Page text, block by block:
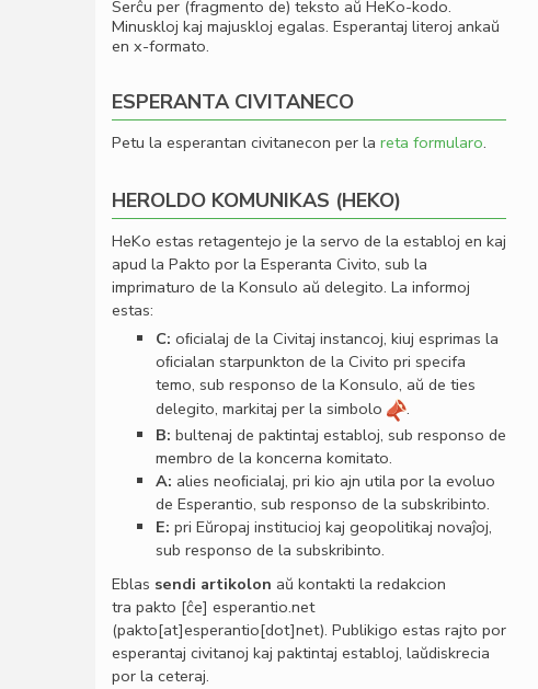
Serĉu per (fragmento de) teksto aŭ HeKo-kodo.
Minuskloj kaj majuskloj egalas. Esperantaj literoj ankaŭ
en x-formato.
ESPERANTA CIVITANECO
Petu la esperantan civitanecon per la reta formularo.
HEROLDO KOMUNIKAS (HEKO)
HeKo estas retagentejo je la servo de la establoj en kaj
apud la Pakto por la Esperanta Civito, sub la
imprimaturo de la Konsulo aŭ delegito. La informoj
estas:
C: oﬁcialaj de la Civitaj instancoj, kiuj esprimas la
oﬁcialan starpunkton de la Civito pri specifa
temo, sub responso de la Konsulo, aŭ de ties
delegito, markitaj per la simbolo
.
B: bultenaj de paktintaj establoj, sub responso de
membro de la koncerna komitato.
A: alies neoﬁcialaj, pri kio ajn utila por la evoluo
de Esperantio, sub responso de la subskribinto.
E: pri Eŭropaj institucioj kaj geopolitikaj novaĵoj,
sub responso de la subskribinto.
Eblas sendi artikolon aŭ kontakti la redakcion
tra pakto [ĉe] esperantio.net
(pakto[at]esperantio[dot]net). Publikigo estas rajto por
esperantaj civitanoj kaj paktintaj establoj, laŭdiskrecia
por la ceteraj.